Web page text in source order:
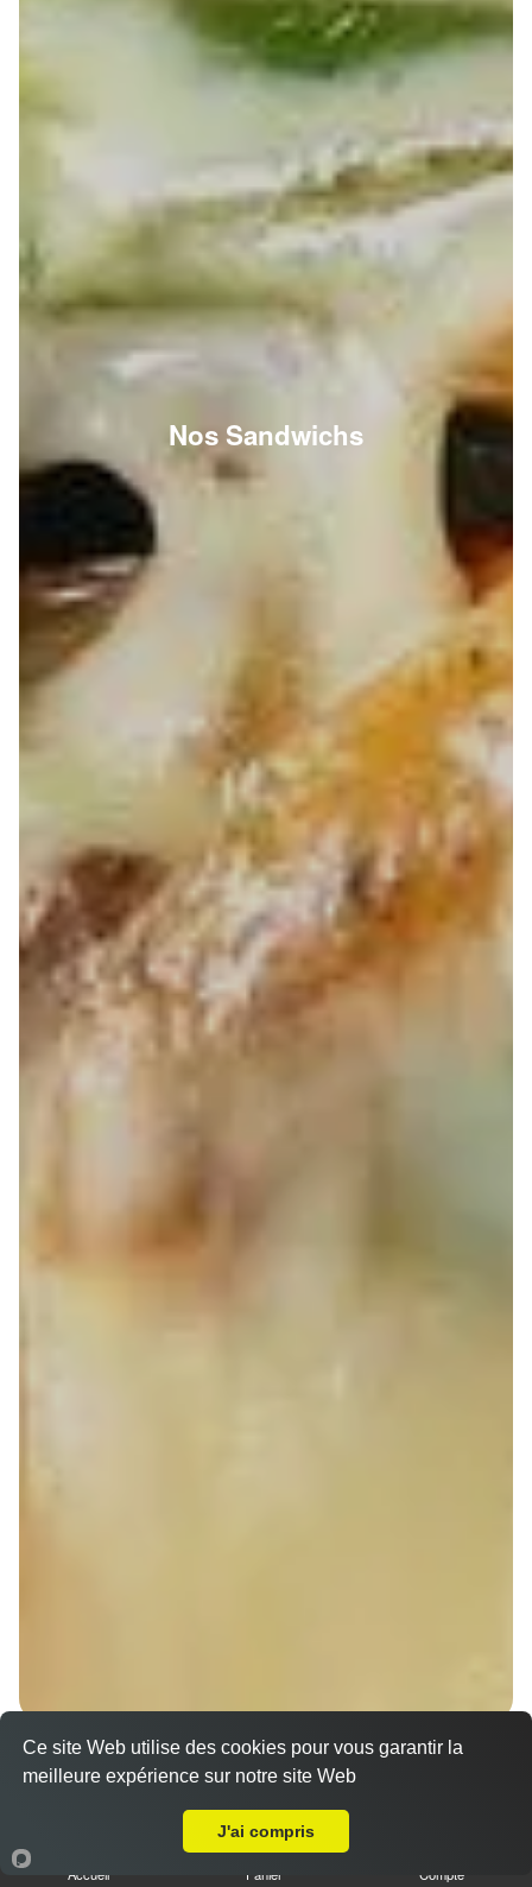
Nos Sandwichs
Nos Sandwichs à emporter proche Kilstett (67840)
Sandwich döner poulet
Accueil Panier Compte
Ce site Web utilise des cookies pour vous garantir la
meilleure expérience sur notre site Web
J'ai compris